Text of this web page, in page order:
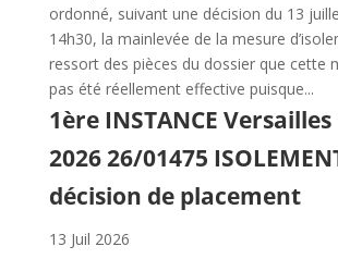
ordonné, suivant une décision du 13
14h30, la mainlevée de la mesure
ressort des pièces du dossier que cette
pas été réellement effective puisque...
1ère INSTANCE Versailles
2026 26/01475
décision de placement
13 Juil 2026